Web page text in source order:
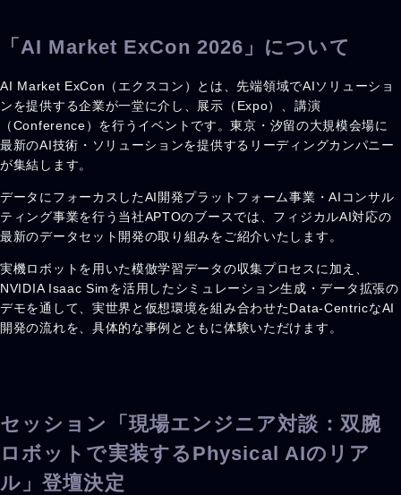
「AI Market ExCon 2026」について
AI Market ExCon（エクスコン）とは、先端領域でAIソリューショ
ンを提供する企業が一堂に介し、展示（Expo）、講演
（Conference）を行うイベントです。東京・汐留の大規模会場に
最新のAI技術・ソリューションを提供するリーディングカンパニー
が集結します。
データにフォーカスしたAI開発プラットフォーム事業・AIコンサル
ティング事業を行う当社APTOのブースでは、フィジカルAI対応の
最新のデータセット開発の取り組みをご紹介いたします。
実機ロボットを用いた模倣学習データの収集プロセスに加え、
NVIDIA Isaac Simを活用したシミュレーション生成・データ拡張の
デモを通して、実世界と仮想環境を組み合わせたData-CentricなAI
開発の流れを、具体的な事例とともに体験いただけます。
セッション「現場エンジニア対談：双腕
ロボットで実装するPhysical AIのリア
ル」登壇決定